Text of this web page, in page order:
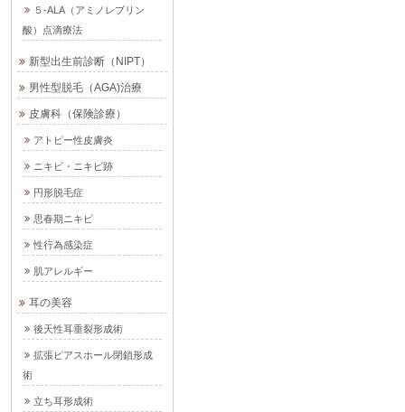
５-ALA（アミノレブリン
酸）点滴療法
新型出生前診断（NIPT）
男性型脱毛（AGA)治療
皮膚科（保険診療）
アトピー性皮膚炎
ニキビ・ニキビ跡
円形脱毛症
思春期ニキビ
性行為感染症
肌アレルギー
耳の美容
後天性耳垂裂形成術
拡張ピアスホール閉鎖形成
術
立ち耳形成術